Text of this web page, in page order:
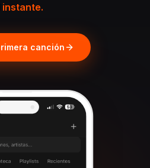
instante.
canción